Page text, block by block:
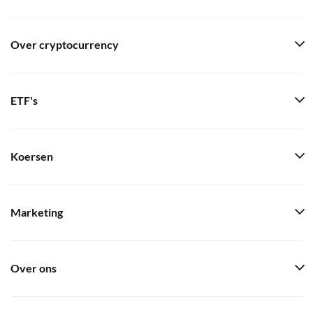
Over cryptocurrency
ETF's
Koersen
Marketing
Over ons